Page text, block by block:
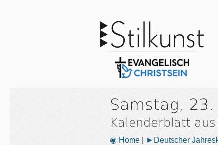
Samstag,
Kalenderblatt
◉ Home ►Deutscher